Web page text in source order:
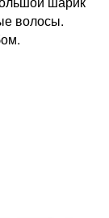
волосы.